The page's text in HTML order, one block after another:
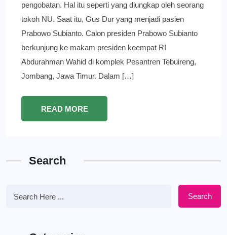
pengobatan. Hal itu seperti yang diungkap oleh seorang
tokoh NU. Saat itu, Gus Dur yang menjadi pasien
Prabowo Subianto. Calon presiden Prabowo Subianto
berkunjung ke makam presiden keempat RI
Abdurahman Wahid di komplek Pesantren Tebuireng,
Jombang, Jawa Timur. Dalam […]
READ MORE
Search
Search